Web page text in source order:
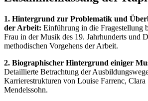
1. Hintergrund zur Problematik und
der Arbeit: Einführung in die Fragestellung
Frau in der Musik des 19. Jahrhunderts und
methodischen Vorgehens der Arbeit.
2. Biographischer Hintergrund einiger
Detaillierte Betrachtung der
Karrierestrukturen von Louise Farrenc,
Mendelssohn.